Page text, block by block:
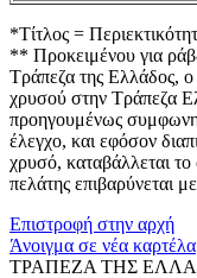
*Τίτλος =
** Προκειμένου για
Τράπεζα της Ελλάδος, ο
χρυσού στην Τράπεζα
προηγουμένως
έλεγχο, και εφόσον
χρυσό, καταβάλλεται
πελάτης επιβαρύνεται
Επιστροφή στην αρχή
Άνοιγμα σε νέα καρτέλα
ΤΡΑΠΕΖΑ ΤΗΣ